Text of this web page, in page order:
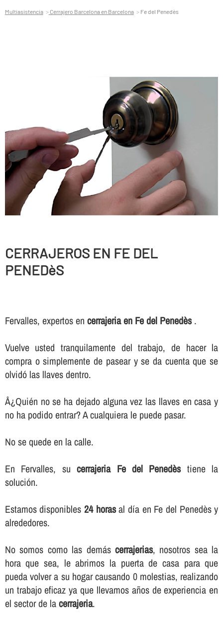
Multiasistencia Cerrajero Barcelona en Barcelona Fe del Penedès
CERRAJEROS EN FE DEL
PENEDèS
Fervalles, expertos en cerrajeria en Fe del Penedès.
Vuelve usted tranquilamente del trabajo, de hacer la
compra o simplemente de pasear y se da cuenta que se
olvidó las llaves dentro.
Â¿Quién no se ha dejado alguna vez las llaves en casa y
no ha podido entrar? A cualquiera le puede pasar.
No se quede en la calle.
En Fervalles, sucerrajeria Fe del Penedèstiene la
solución.
Estamos disponibles24 horasal dí­a en Fe del Penedès y
alrededores.
No somos como las demás cerrajerias, nosotros sea la
hora que sea, le abrimos la puerta de casa para que
pueda volver a su hogar causando 0 molestias, realizando
un trabajo eficaz ya que llevamos años de experiencia en
el sector de lacerrajeria.